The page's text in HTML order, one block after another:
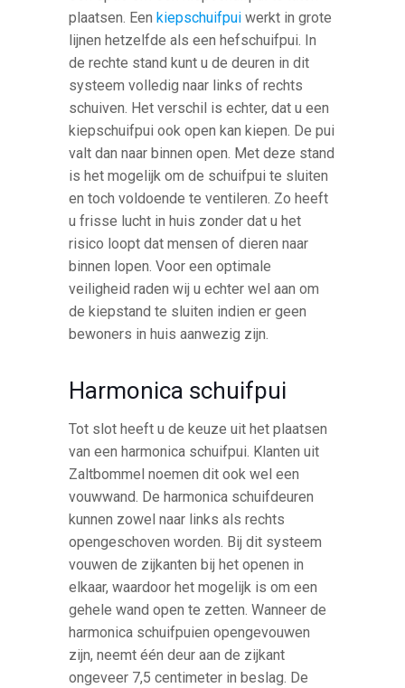
plaatsen. Een kiepschuifpui werkt in grote
lijnen hetzelfde als een hefschuifpui. In
de rechte stand kunt u de deuren in dit
systeem volledig naar links of rechts
schuiven. Het verschil is echter, dat u een
kiepschuifpui ook open kan kiepen. De pui
valt dan naar binnen open. Met deze stand
is het mogelijk om de schuifpui te sluiten
en toch voldoende te ventileren. Zo heeft
u frisse lucht in huis zonder dat u het
risico loopt dat mensen of dieren naar
binnen lopen. Voor een optimale
veiligheid raden wij u echter wel aan om
de kiepstand te sluiten indien er geen
bewoners in huis aanwezig zijn.
Harmonica schuifpui
Tot slot heeft u de keuze uit het plaatsen
van een harmonica schuifpui. Klanten uit
Zaltbommel noemen dit ook wel een
vouwwand. De harmonica schuifdeuren
kunnen zowel naar links als rechts
opengeschoven worden. Bij dit systeem
vouwen de zijkanten bij het openen in
elkaar, waardoor het mogelijk is om een
gehele wand open te zetten. Wanneer de
harmonica schuifpuien opengevouwen
zijn, neemt één deur aan de zijkant
ongeveer 7,5 centimeter in beslag. De